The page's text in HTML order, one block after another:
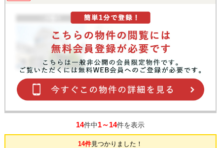
14件中1～14件を表示
14件見つかりました！